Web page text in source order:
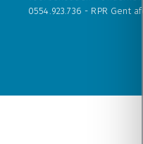
0554.923.736 - RPR Gent